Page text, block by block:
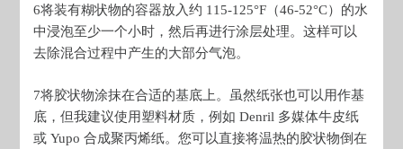
6将装有糊状物的容器放入约 115-125°F（46-52°C）的水
中浸泡至少一个小时，然后再进行涂层处理。这样可以
去除混合过程中产生的大部分气泡。
7将胶状物涂抹在合适的基底上。虽然纸张也可以用作基
底，但我建议使用塑料材质，例如 Denril 多媒体牛皮纸
或 Yupo 合成聚丙烯纸。您可以直接将温热的胶状物倒在